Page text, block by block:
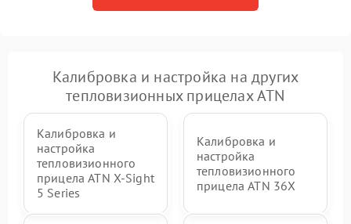
Калибровка и настройка на других
тепловизионных прицелах ATN
Калибровка и
настройка
тепловизионного
прицела ATN X‑Sight
5 Series
Калибровка и
настройка
тепловизионного
прицела ATN 36X